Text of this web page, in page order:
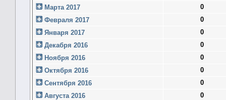
Марта 2017
0
Февраля 2017
0
Января 2017
0
Декабря 2016
0
Ноября 2016
0
Октября 2016
0
Сентября 2016
0
Августа 2016
0